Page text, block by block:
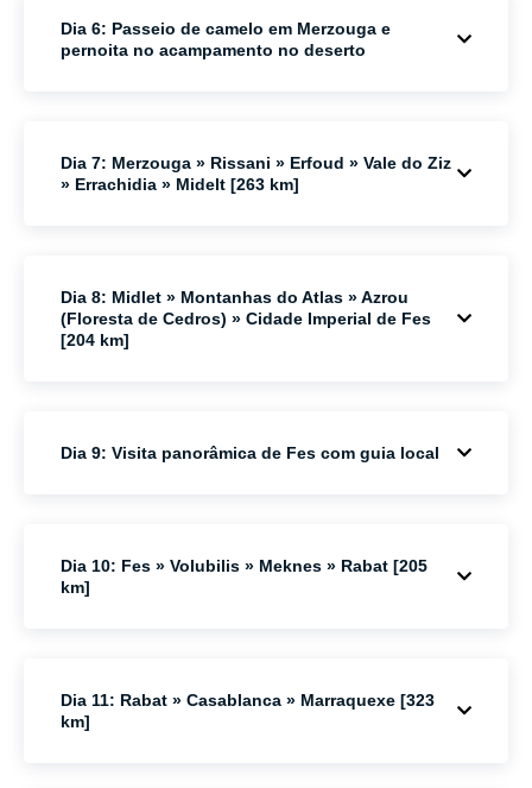
Dia 6: Passeio de camelo em Merzouga e
pernoita no acampamento no deserto
Dia 7: Merzouga » Rissani » Erfoud » Vale do Ziz
» Errachidia » Midelt [263 km]
Dia 8: Midlet » Montanhas do Atlas » Azrou
(Floresta de Cedros) » Cidade Imperial de Fes
[204 km]
Dia 9: Visita panorâmica de Fes com guia local
Dia 10: Fes » Volubilis » Meknes » Rabat [205
km]
Dia 11: Rabat » Casablanca » Marraquexe [323
km]